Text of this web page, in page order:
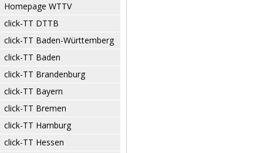
Homepage WTTV
click-TT DTTB
click-TT Baden-Württemberg
click-TT Baden
click-TT Brandenburg
click-TT Bayern
click-TT Bremen
click-TT Hamburg
click-TT Hessen